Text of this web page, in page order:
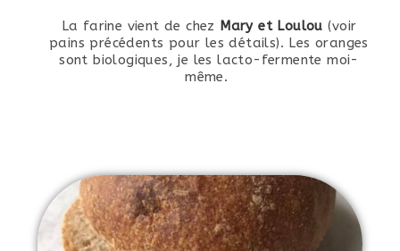
La farine vient de chez Mary et Loulou (voir
pains précédents pour les détails). Les oranges
sont biologiques, je les lacto-fermente moi-
même.